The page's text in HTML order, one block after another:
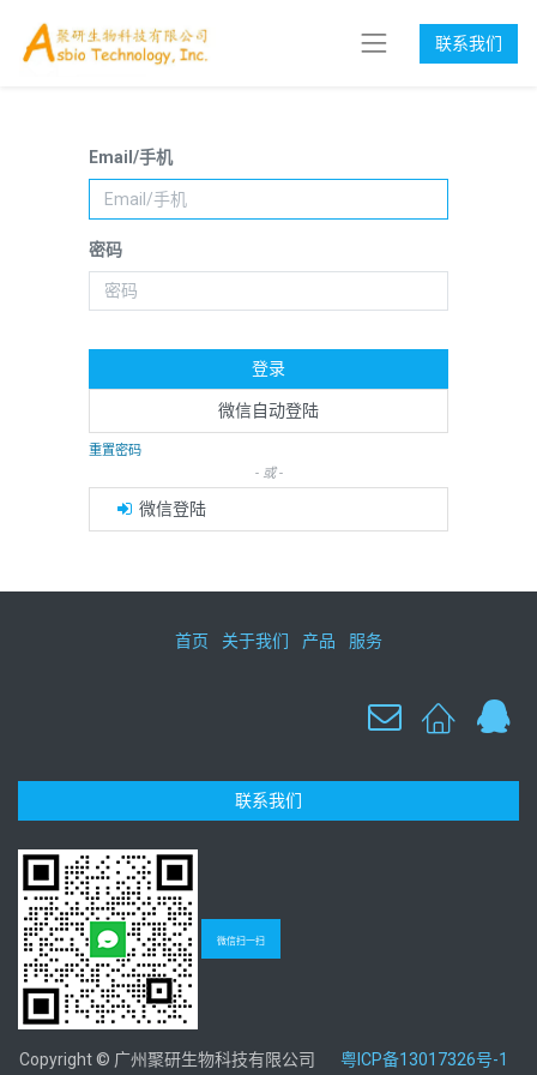
联系我们
Email/手机
密码
登录
微信自动登陆
重置密码
- 或 -
微信登陆
首页 关于我们 产品 服务
联系我们
微信扫一扫
Copyright © 广州聚研生物科技有限公司 粤ICP备13017326号-1